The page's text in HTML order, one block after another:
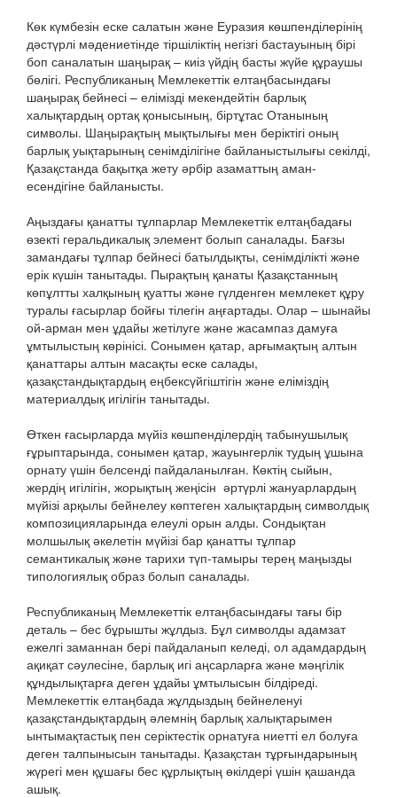
Көк күмбезін еске салатын және Еуразия көшпенділерінің
дәстүрлі мәдениетінде тіршіліктің негізгі бастауының бірі
боп саналатын шаңырақ – киіз үйдің басты жүйе құраушы
бөлігі. Республиканың Мемлекеттік елтаңбасындағы
шаңырақ бейнесі – елімізді мекендейтін барлық
халықтардың ортақ қонысының, біртұтас Отанының
символы. Шаңырақтың мықтылығы мен беріктігі оның
барлық уықтарының сенімділігіне байланыстылығы секілді,
Қазақстанда бақытқа жету әрбір азаматтың аман-
есендігіне байланысты.
Аңыздағы қанатты тұлпарлар Мемлекеттік елтаңбадағы
өзекті геральдикалық элемент болып саналады. Бағзы
замандағы тұлпар бейнесі батылдықты, сенімділікті және
ерік күшін танытады. Пырақтың қанаты Қазақстанның
көпұлтты халқының қуатты және гүлденген мемлекет құру
туралы ғасырлар бойғы тілегін аңғартады. Олар – шынайы
ой-арман мен ұдайы жетілуге және жасампаз дамуға
ұмтылыстың көрінісі. Сонымен қатар, арғымақтың алтын
қанаттары алтын масақты еске салады,
қазақстандықтардың еңбексүйгіштігін және еліміздің
материалдық игілігін танытады.
Өткен ғасырларда мүйіз көшпенділердің табынушылық
ғұрыптарында, сонымен қатар, жауынгерлік тудың ұшына
орнату үшін белсенді пайдаланылған. Көктің сыйын,
жердің игілігін, жорықтың жеңісін әртүрлі жануарлардың
мүйізі арқылы бейнелеу көптеген халықтардың символдық
композицияларында елеулі орын алды. Сондықтан
молшылық әкелетін мүйізі бар қанатты тұлпар
семантикалық және тарихи түп-тамыры терең маңызды
типологиялық образ болып саналады.
Республиканың Мемлекеттік елтаңбасындағы тағы бір
деталь – бес бұрышты жұлдыз. Бұл символды адамзат
ежелгі заманнан бері пайдаланып келеді, ол адамдардың
ақиқат сәулесіне, барлық игі аңсарларға және мәңгілік
құндылықтарға деген ұдайы ұмтылысын білдіреді.
Мемлекеттік елтаңбада жұлдыздың бейнеленуі
қазақстандықтардың әлемнің барлық халықтарымен
ынтымақтастық пен серіктестік орнатуға ниетті ел болуға
деген талпынысын танытады. Қазақстан тұрғындарының
жүрегі мен құшағы бес құрлықтың өкілдері үшін қашанда
ашық.